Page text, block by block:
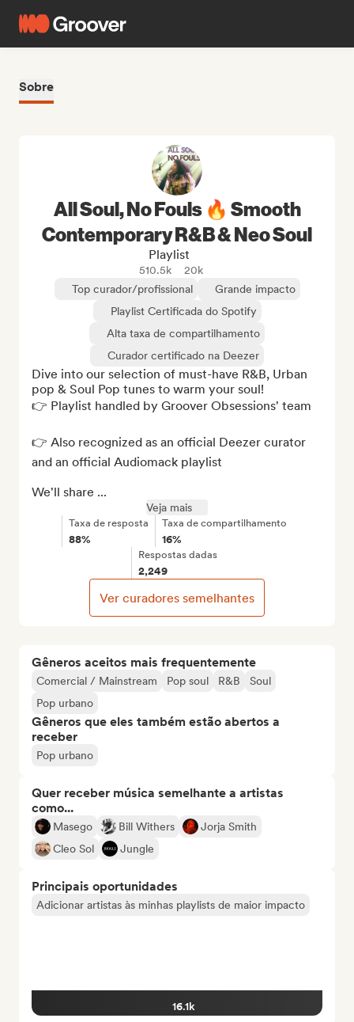
Sobre
Gêneros aceitos mais frequentemente
Comercial / Mainstream Pop soul R&B
Soul
Pop urbano
Gêneros que eles também estão abertos a
receber
Pop urbano
Quer receber música semelhante a artistas
como...
Masego Bill Withers
Jorja Smith
Cleo Sol
Jungle
Principais oportunidades
Adicionar artistas às minhas playlists de maior impacto
16.1k
All Soul, No Fouls 🔥 Smooth
Contemporary R&B & Neo Soul
Playlist
510.5k
20k
Top curador/profissional
Grande impacto
Playlist Certificada do Spotify
Alta taxa de compartilhamento
Curador certificado na Deezer
Dive into our selection of must-have R&B, Urban
pop & Soul Pop tunes to warm your soul!
👉 Playlist handled by Groover Obsessions' team
👉 Also recognized as an official Deezer curator
and an official Audiomack playlist
We'll share ...
Veja mais
Taxa de resposta
88%
Taxa de compartilhamento
16%
Respostas dadas
2,249
Ver curadores semelhantes